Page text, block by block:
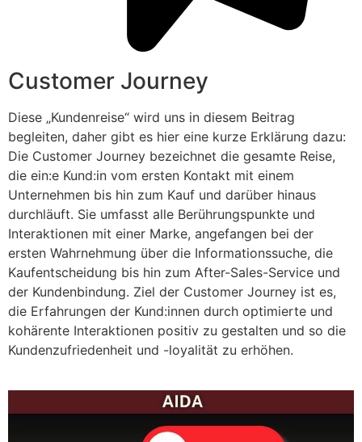
Customer Journey
Diese „Kundenreise“ wird uns in diesem Beitrag
begleiten, daher gibt es hier eine kurze Erklärung dazu:
Die Customer Journey bezeichnet die gesamte Reise,
die ein:e Kund:in vom ersten Kontakt mit einem
Unternehmen bis hin zum Kauf und darüber hinaus
durchläuft. Sie umfasst alle Berührungspunkte und
Interaktionen mit einer Marke, angefangen bei der
ersten Wahrnehmung über die Informationssuche, die
Kaufentscheidung bis hin zum After-Sales-Service und
der Kundenbindung. Ziel der Customer Journey ist es,
die Erfahrungen der Kund:innen durch optimierte und
kohärente Interaktionen positiv zu gestalten und so die
Kundenzufriedenheit und -loyalität zu erhöhen.